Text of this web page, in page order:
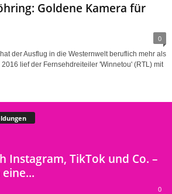
Goldene Kamera für
0
der Ausflug in die Westernwelt beruflich mehr als
lief der Fernsehdreiteiler 'Winnetou' (RTL) mit
Instagram, TikTok und Co. –
0